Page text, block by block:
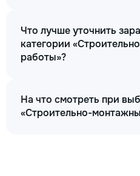
Что лучше уточнить
категории
работы»?
На что смотреть при
«Строительно-